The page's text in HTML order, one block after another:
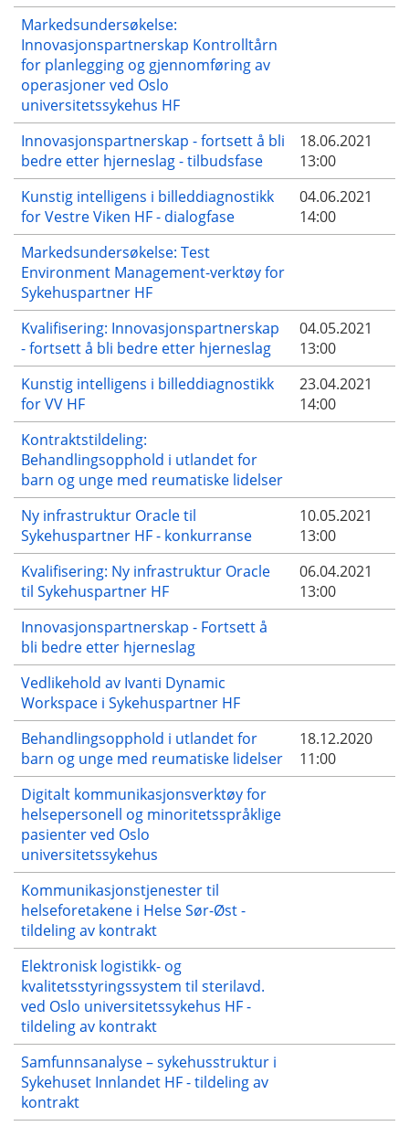
Markedsundersøkelse:
Innovasjonspartnerskap Kontrolltårn
for planlegging og gjennomføring av
operasjoner ved Oslo
universitetssykehus HF
Innovasjonspartnerskap - fortsett å bli
bedre etter hjerneslag - tilbudsfase
18.06.2021
13:00
Kunstig intelligens i billeddiagnostikk
for Vestre Viken HF - dialogfase
04.06.2021
14:00
Markedsundersøkelse: Test
Environment Management-verktøy for
Sykehuspartner HF
Kvalifisering: Innovasjonspartnerskap
- fortsett å bli bedre etter hjerneslag
04.05.2021
13:00
Kunstig intelligens i billeddiagnostikk
for VV HF
23.04.2021
14:00
Kontraktstildeling:
Behandlingsopphold i utlandet for
barn og unge med reumatiske lidelser
Ny infrastruktur Oracle til
Sykehuspartner HF - konkurranse
10.05.2021
13:00
Kvalifisering: Ny infrastruktur Oracle
til Sykehuspartner HF
06.04.2021
13:00
Innovasjonspartnerskap - Fortsett å
bli bedre etter hjerneslag
Vedlikehold av Ivanti Dynamic
Workspace i Sykehuspartner HF
Behandlingsopphold i utlandet for
barn og unge med reumatiske lidelser
18.12.2020
11:00
Digitalt kommunikasjonsverktøy for
helsepersonell og minoritetsspråklige
pasienter ved Oslo
universitetssykehus
Kommunikasjonstjenester til
helseforetakene i Helse Sør-Øst -
tildeling av kontrakt
Elektronisk logistikk- og
kvalitetsstyringssystem til sterilavd.
ved Oslo universitetssykehus HF -
tildeling av kontrakt
Samfunnsanalyse – sykehusstruktur i
Sykehuset Innlandet HF - tildeling av
kontrakt